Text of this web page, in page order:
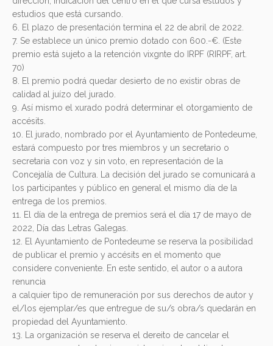
estudios que está cursando.
6. El plazo de presentación termina el 22 de abril de 2022.
7. Se establece un único premio dotado con 600.-€. (Este
premio está sujeto a la retención vixgnte do IRPF (RIRPF, art.
70)
8. El premio podrá quedar desierto de no existir obras de
calidad al juízo del jurado.
9. Así mismo el xurado podrá determinar el otorgamiento de
accésits.
10. El jurado, nombrado por el Ayuntamiento de Pontedeume,
estará compuesto por tres miembros y un secretario o
secretaria con voz y sin voto, en representación de la
Concejalía de Cultura. La decisión del jurado se comunicará a
los participantes y público en general el mismo día de la
entrega de los premios.
11. El día de la entrega de premios será el día 17 de mayo de
2022, Día das Letras Galegas.
12. El Ayuntamiento de Pontedeume se reserva la posibilidad
de publicar el premio y accésits en el momento que
considere conveniente. En este sentido, el autor o a autora
renuncia
a calquier tipo de remuneración por sus derechos de autor y
el/los ejemplar/es que entregue de su/s obra/s quedarán en
propiedad del Ayuntamiento.
13. La organización se reserva el dereito de cancelar el